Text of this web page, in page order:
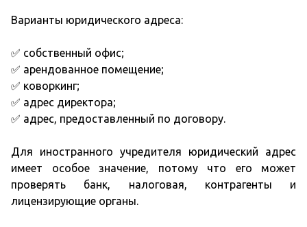
Варианты юридического адреса:
✅ собственный офис;
✅ арендованное помещение;
✅ коворкинг;
✅ адрес директора;
✅ адрес, предоставленный по договору.
Для иностранного учредителя юридический адрес
имеет особое значение, потому что его может
проверять банк, налоговая, контрагенты и
лицензирующие органы.